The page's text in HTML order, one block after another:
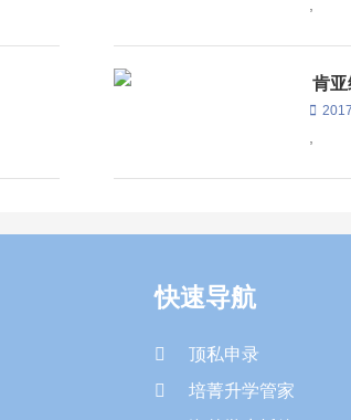
肯
快速导航
顶私申录
培菁升学管家